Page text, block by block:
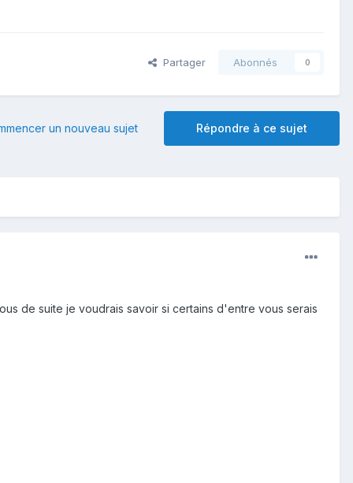
Partager Abonnés 0
Répondre à ce sujet
un nouveau sujet
de suite je voudrais savoir si certains d'entre vous serais